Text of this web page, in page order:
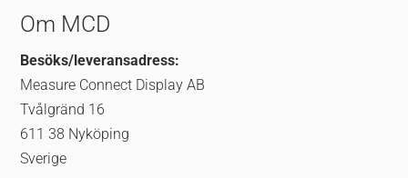
Om MCD
Besöks/leveransadress:
Measure Connect Display AB
Tvålgränd 16
611 38 Nyköping
Sverige